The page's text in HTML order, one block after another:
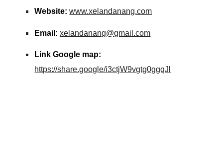
Website: www.xelandanang.com
Email: xelandanang@gmail.com
Link Google map:
https://share.google/i3ctjW9vgtg0ggqJl